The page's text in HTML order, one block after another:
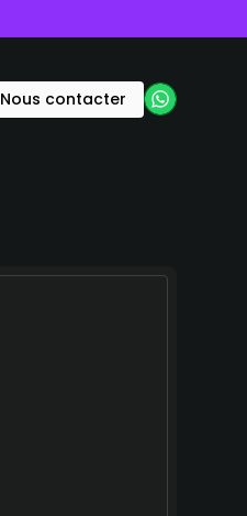
Nous contacter